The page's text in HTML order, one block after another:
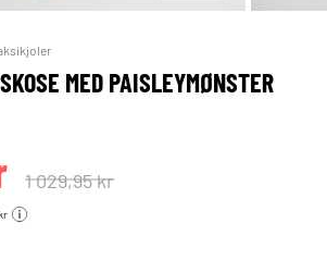
MED PAISLEYMØNSTER
1 029,95 kr